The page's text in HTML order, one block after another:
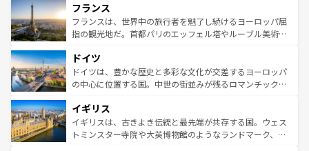
ませてくれるイタリアで、忘れられない旅をしてみよう！
なお、新着のイタリア情報はコンテンツ一覧 を参照してほ
しい。
文化が根付くこの国では、情熱的なフラメンコ、熱気あふ
れる闘牛、そして美味しいタパスが生活の一部となってい
る。首都マドリードの洗練された雰囲気や、バルセロナの
の城塞都市、穏やかなビーチリゾートまで多彩な表情を見
せる。地方によって風土や気候が異なるスペインはその個
性で訪れる人を魅了する。 なお、新着のスペイン情報はコ
フランス
フランスは、世界中の旅行者を魅了し続けるヨーロッパ屈
指の観光地だ。首都パリのエッフェル塔やルーブル美術館
で、幅広い魅力が詰まっている。華麗な宮殿、歴史的な大
聖堂、美しいビーチ、そして豊かな自然が、訪れる者を心
から魅了する。また、フランスは美食の国としても知ら
いる。シャンパンの発祥地であるランス、プロヴァンスの
香り高いラベンダー畑など、多彩な楽しみ方が可能だ。さ
らに、パリ以外の地域にも魅力が溢れており、どの街角に
ドイツ
ドイツは、豊かな歴史と多彩な文化が交差するヨーロッパ
の中心に位置する国。中世の街並みが残るロマンチック街
顔を持つこの国は、どこを歩いても飽きることがない。ベ
ルリンの文化的活気、バイエルン州のアルプスの絶景、そ
してライン川沿いのワイン畑といった風景は必見。ビール
イギリス
イギリスは、古きよき伝統と最先端が共存する国。ウェス
トミンスター寺院や大英博物館のようなランドマーク、歴